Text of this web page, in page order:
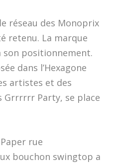
réseau des Monoprix
retenu. La marque
son positionnement.
dans l’Hexagone
artistes et des
Grrrrrr Party, se place
rue
bouchon swingtop a